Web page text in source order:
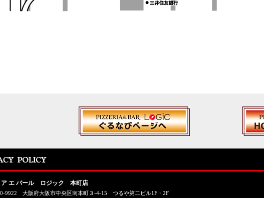
ア エ バール ロジック 本町店
9922 大阪府大阪市中央区南本町３-4-15 つるや第二ビル1F・2F